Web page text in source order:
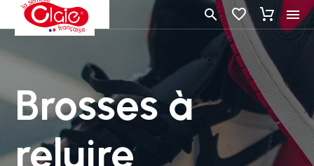
Brosses à
reluire